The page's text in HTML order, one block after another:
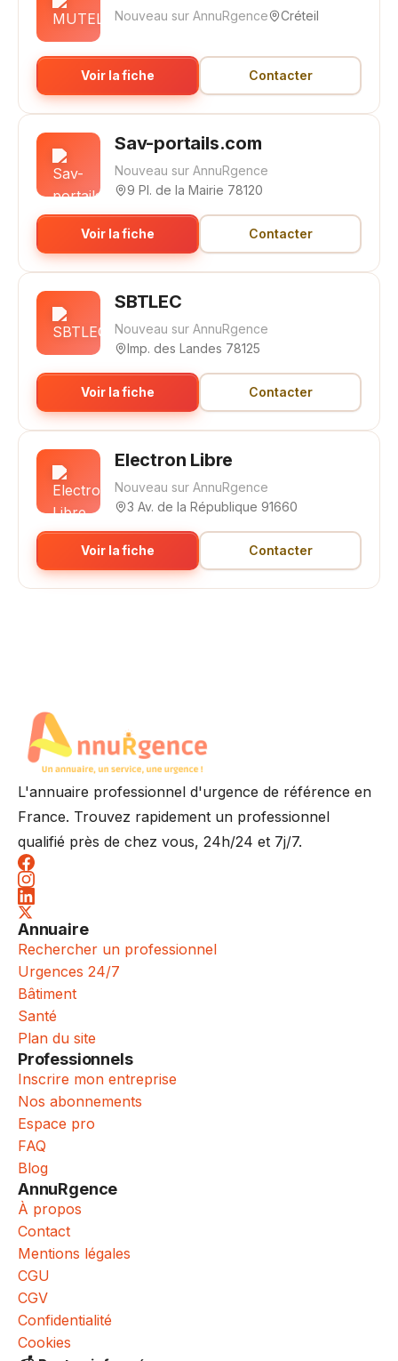
Nouveau sur AnnuRgence Créteil
Voir la fiche Contacter
Sav-portails.com
Nouveau sur AnnuRgence
9 Pl. de la Mairie 78120
Voir la fiche Contacter
SBTLEC
Nouveau sur AnnuRgence
Imp. des Landes 78125
Voir la fiche Contacter
Electron Libre
Nouveau sur AnnuRgence
3 Av. de la République 91660
Voir la fiche Contacter
L'annuaire professionnel d'urgence de référence en
France. Trouvez rapidement un professionnel
qualifié près de chez vous, 24h/24 et 7j/7.
Annuaire
Rechercher un professionnel
Urgences 24/7
Bâtiment
Santé
Plan du site
Professionnels
Inscrire mon entreprise
Nos abonnements
Espace pro
FAQ
Blog
AnnuRgence
À propos
Contact
Mentions légales
CGU
CGV
Confidentialité
Cookies